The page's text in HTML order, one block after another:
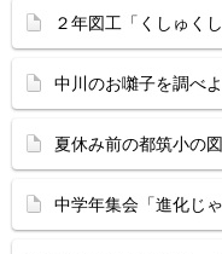
２年図工「くしゅくし
中川のお囃子を調べ
夏休み前の都筑小の
中学年集会「進化じゃ